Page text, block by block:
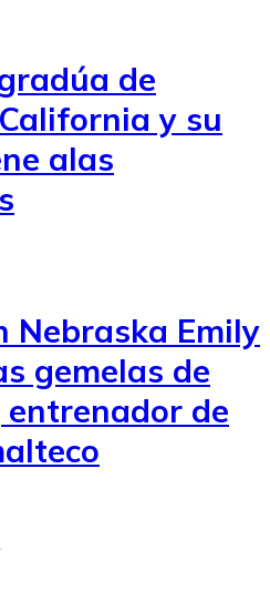
de
y su
alas
Nebraska Emily
gemelas de
entrenador de